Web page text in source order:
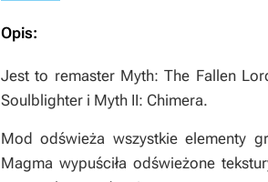
Opis:
Jest to remaster Myth: The Fallen
Soulblighter i Myth II: Chimera.
Mod odświeża wszystkie elementy
Magma wypuściła odświeżone